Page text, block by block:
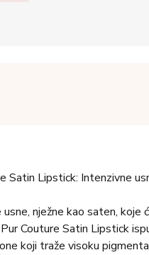
Satin Lipstick: Intenzivne
nježne kao saten, koje
Couture Satin Lipstick
koji traže visoku